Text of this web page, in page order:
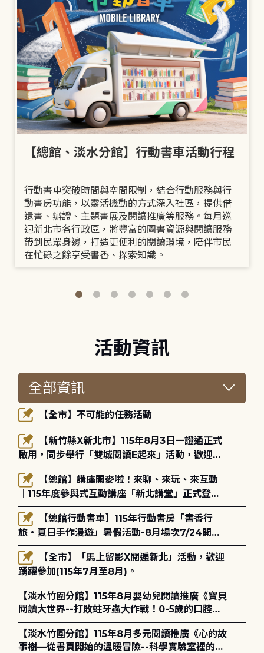
【總館、淡水分館】行動書車活動行程
行動書車突破時間與空間限制，結合行動服務與行
動書房功能，以靈活機動的方式深入社區，提供借
還書、辦證、主題書展及閱讀推廣等服務。每月巡
迴新北市各行政區，將豐富的圖書資源與閱讀服務
帶到民眾身邊，打造更便利的閱讀環境，陪伴市民
在忙碌之餘享受書香、探索知識。
活動資訊
【全市】不可能的任務活動
啟用，同步舉行「雙城閱讀E起來」活動，歡迎踴
躍參加(115年8月3日至10月4日)。
｜115年度參與式互動講座「新北講堂」正式登
場！
旅・夏日手作漫遊」暑假活動-8月場次7/24開始
報名
踴躍參加(115年7月至8月)。
【淡水竹圍分館】115年8月嬰幼兒閱讀推廣《寶貝
閱讀大世界--打敗蛀牙蟲大作戰！0-5歲的口腔照
護全攻略》
【淡水竹圍分館】115年8月多元閱讀推廣《心的故
事樹—從書頁開始的溫暖冒險--科學實驗室裡的放